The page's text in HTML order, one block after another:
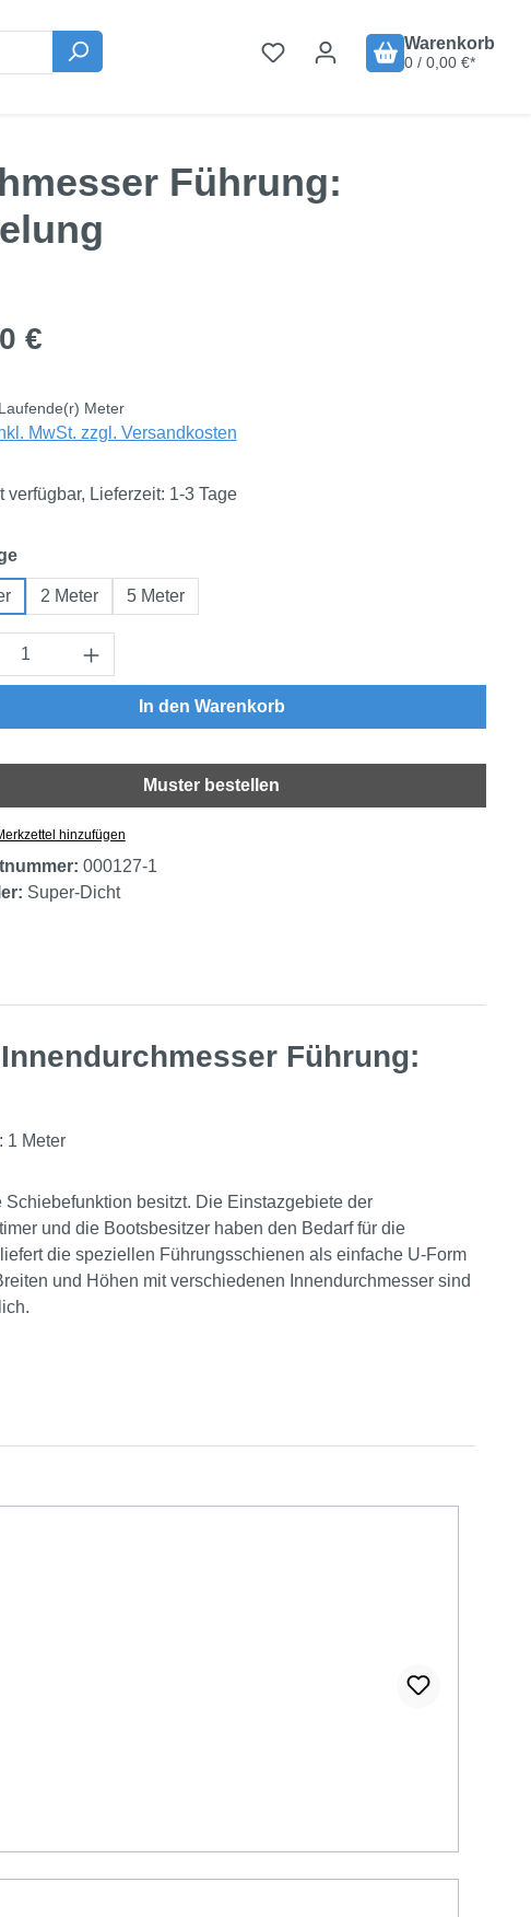
Warenkorb
0 / 0,00 €*
Führung:
Preis:
€
Meter
MwSt. zzgl. Versandkosten
verfügbar, Lieferzeit: 1-3 Tage
auswählen
2 Meter 5 Meter
Anzahl: Gib den gewünschten Wert ein
In den Warenkorb
Muster bestellen
hinzufügen
000127-1
Super-Dicht
Führung:
1 Meter
besitzt. Die Einstazgebiete der
und die Bootsbesitzer haben den Bedarf für die
die speziellen Führungsschienen als einfache U-Form
und Höhen mit verschiedenen Innendurchmesser sind